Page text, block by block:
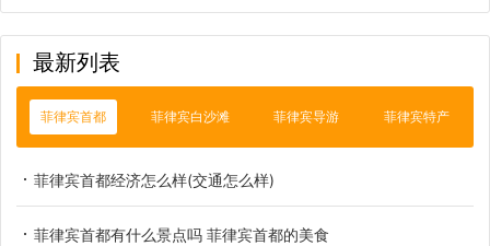
最新列表
菲律宾首都 菲律宾白沙滩 菲律宾导游 菲律宾特产
菲律宾首都经济怎么样(交通怎么样)
菲律宾首都有什么景点吗 菲律宾首都的美食